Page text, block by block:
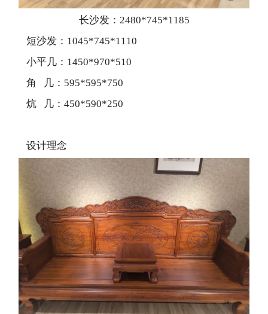
长沙发：2480*745*1185
短沙发：1045*745*1110
小平几：1450*970*510
角 几：595*595*750
炕 几：450*590*250
设计理念